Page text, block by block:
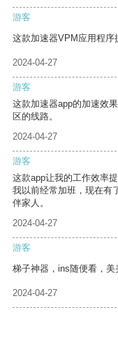
游客
这款加速器VPM应用程序
2024-04-27
游客
这款加速器app的加速效
区的线路。
2024-04-27
游客
这款app让我的工作效率
我以前经常加班，现在有
伴家人。
2024-04-27
游客
梯子神器，ins随便看，美
2024-04-27